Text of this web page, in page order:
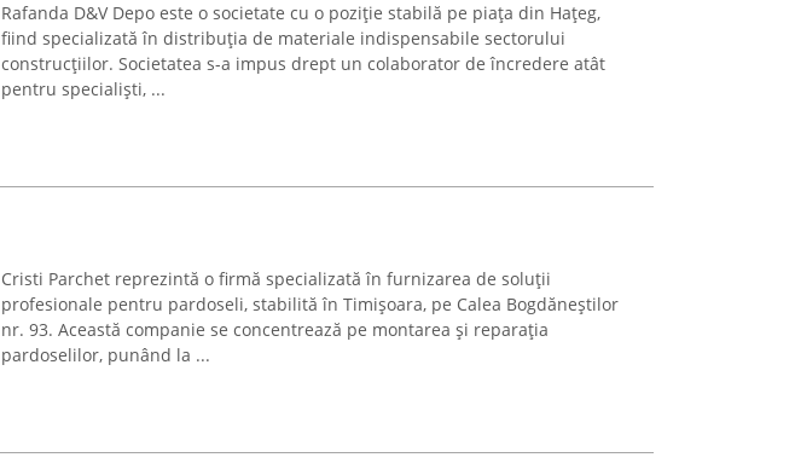
Rafanda D&V Depo este o societate cu o poziție stabilă pe piața din Hațeg,
fiind specializată în distribuția de materiale indispensabile sectorului
construcțiilor. Societatea s-a impus drept un colaborator de încredere atât
pentru specialiști, ...
Cristi Parchet reprezintă o firmă specializată în furnizarea de soluții
profesionale pentru pardoseli, stabilită în Timișoara, pe Calea Bogdăneștilor
nr. 93. Această companie se concentrează pe montarea și reparația
pardoselilor, punând la ...